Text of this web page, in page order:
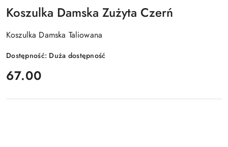
Koszulka Damska Zużyta Czerń
Koszulka Damska Taliowana
Dostępność: Duża dostępność
cena:
67.00